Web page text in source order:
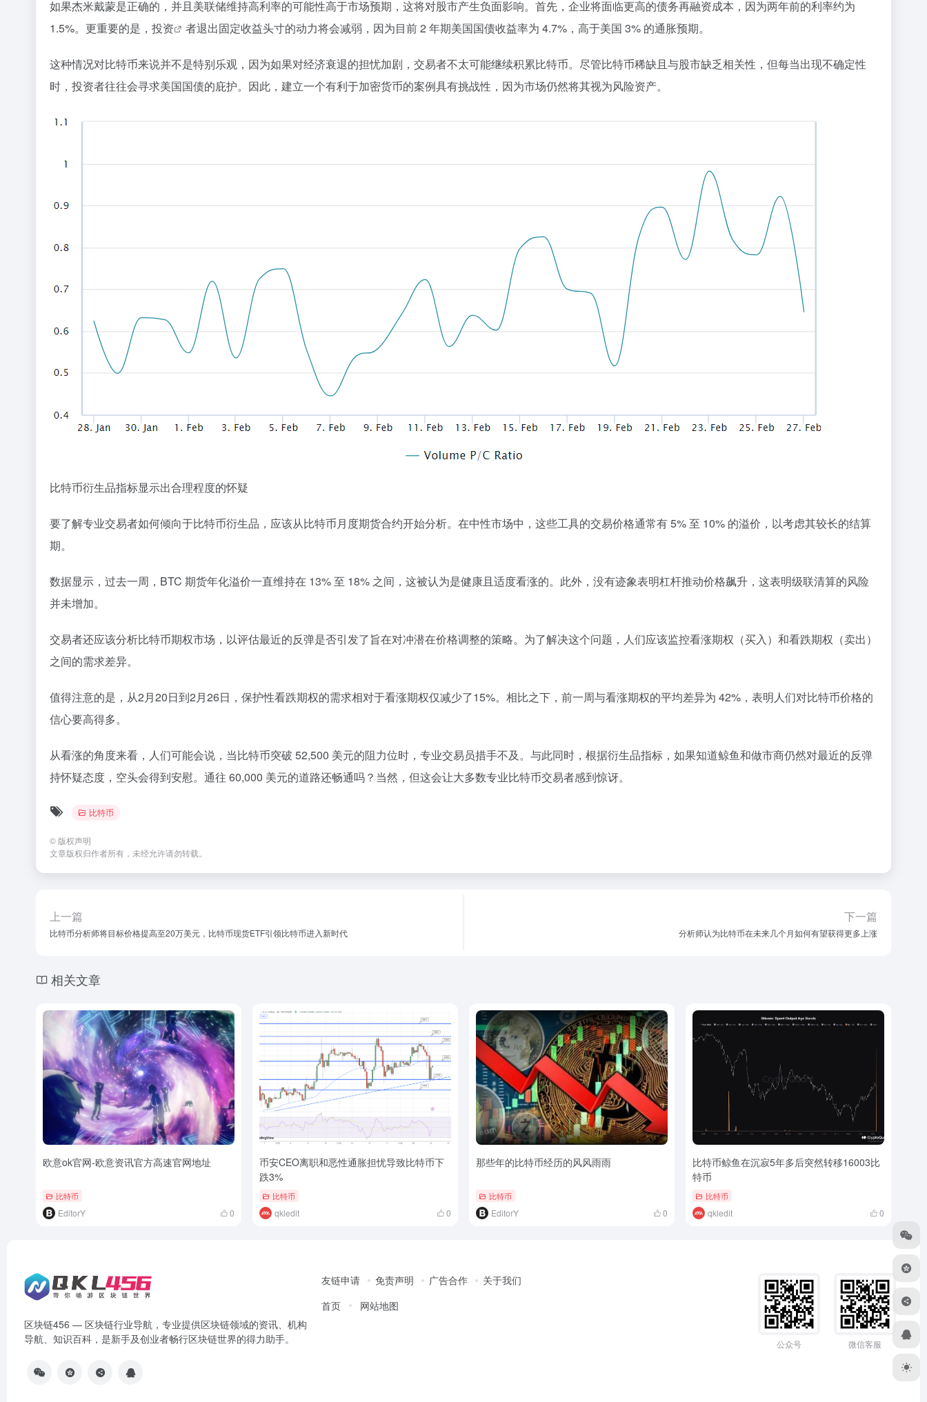
如果杰米戴蒙是正确的，并且美联储维持高利率的可能性高于市场预期，这将对股市产生负面影响。首先，企业将面临更高的债务再融资成本，因为两年前的利率约为
1.5%。更重要的是， 投资 者退出固定收益头寸的动力将会减弱，因为目前 2 年期美国国债收益率为 4.7%，高于美国 3% 的通胀预期。
这种情况对比特币来说并不是特别乐观，因为如果对经济衰退的担忧加剧，交易者不太可能继续积累比特币。尽管比特币稀缺且与股市缺乏相关性，但每当出现不确定性
时，投资者往往会寻求美国国债的庇护。因此，建立一个有利于加密货币的案例具有挑战性，因为市场仍然将其视为风险资产。
比特币衍生品指标显示出合理程度的怀疑
要了解专业交易者如何倾向于比特币衍生品，应该从比特币月度期货合约开始分析。在中性市场中，这些工具的交易价格通常有 5% 至 10% 的溢价，以考虑其较长的结算
期。
数据显示，过去一周，BTC 期货年化溢价一直维持在 13% 至 18% 之间，这被认为是健康且适度看涨的。此外，没有迹象表明杠杆推动价格飙升，这表明级联清算的风险
并未增加。
交易者还应该分析比特币期权市场，以评估最近的反弹是否引发了旨在对冲潜在价格调整的策略。为了解决这个问题，人们应该监控看涨期权（买入）和看跌期权（卖出）
之间的需求差异。
值得注意的是，从2月20日到2月26日，保护性看跌期权的需求相对于看涨期权仅减少了15%。相比之下，前一周与看涨期权的平均差异为 42%，表明人们对比特币价格的
信心要高得多。
从看涨的角度来看，人们可能会说，当比特币突破 52,500 美元的阻力位时，专业交易员措手不及。与此同时，根据衍生品指标，如果知道鲸鱼和做市商仍然对最近的反弹
持怀疑态度，空头会得到安慰。通往 60,000 美元的道路还畅通吗？当然，但这会让大多数专业比特币交易者感到惊讶。
比特币
© 版权声明
文章版权归作者所有，未经允许请勿转载。
上一篇
比特币分析师将目标价格提高至20万美元，比特币现货ETF引领比特币进入新时代
下一篇
分析师认为比特币在未来几个月如何有望获得更多上涨
相关文章
欧意ok官网-欧意资讯官方高速官网地址
比特币
EditorY 0
币安CEO离职和恶性通胀担忧导致比特币下
跌3%
比特币
qkledit 0
那些年的比特币经历的风风雨雨
比特币
EditorY 0
比特币鲸鱼在沉寂5年多后突然转移16003比
特币
比特币
qkledit 0
区块链456 — 区块链行业导航，专业提供区块链领域的资讯、机构
导航、知识百科，是新手及创业者畅行区块链世界的得力助手。
友链申请 免责声明 广告合作
关于我们
首页
网站地图
公众号 微信客服